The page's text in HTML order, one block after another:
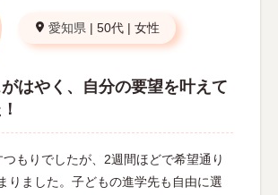
愛知県 | 50代 | 女性
はやく、自分の要望を叶えて
もりでしたが、2週間ほどで希望通り
りました。子どもの進学先も自由に選